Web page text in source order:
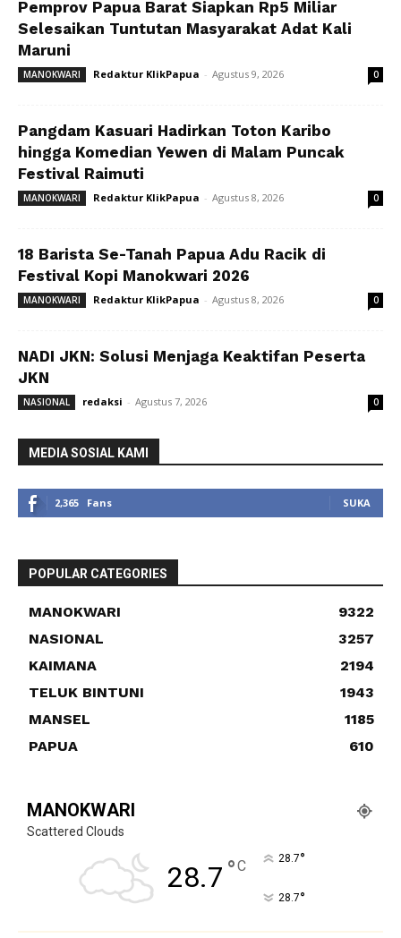
Pemprov Papua Barat Siapkan Rp5 Miliar
Selesaikan Tuntutan Masyarakat Adat Kali
Maruni
MANOKWARI Redaktur KlikPapua - Agustus 9, 2026 0
Pangdam Kasuari Hadirkan Toton Karibo
hingga Komedian Yewen di Malam Puncak
Festival Raimuti
MANOKWARI Redaktur KlikPapua - Agustus 8, 2026 0
18 Barista Se-Tanah Papua Adu Racik di
Festival Kopi Manokwari 2026
MANOKWARI Redaktur KlikPapua - Agustus 8, 2026 0
NADI JKN: Solusi Menjaga Keaktifan Peserta
JKN
NASIONAL redaksi - Agustus 7, 2026 0
MEDIA SOSIAL KAMI
2,365 Fans SUKA
POPULAR CATEGORIES
MANOKWARI
9322
NASIONAL
3257
KAIMANA
2194
TELUK BINTUNI
1943
MANSEL
1185
PAPUA
610
MANOKWARI
Scattered Clouds
28.7 °C 28.7°
28.7°